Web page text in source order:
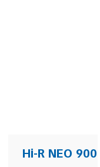
Hi-R NEO 900